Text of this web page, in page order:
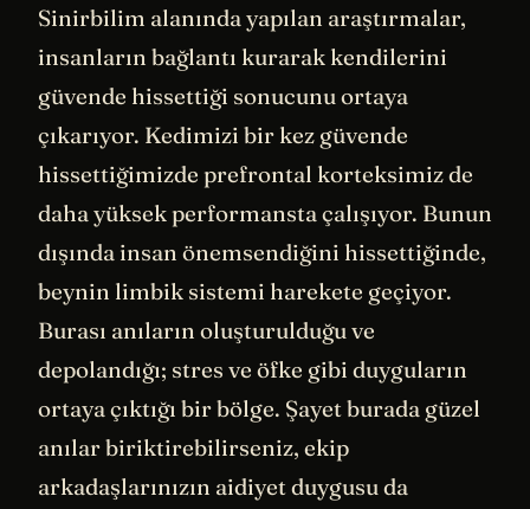
Sinirbilim alanında yapılan araştırmalar,
insanların bağlantı kurarak kendilerini
güvende hissettiği sonucunu ortaya
çıkarıyor. Kedimizi bir kez güvende
hissettiğimizde prefrontal korteksimiz de
daha yüksek performansta çalışıyor. Bunun
dışında insan önemsendiğini hissettiğinde,
beynin limbik sistemi harekete geçiyor.
Burası anıların oluşturulduğu ve
depolandığı; stres ve öfke gibi duyguların
ortaya çıktığı bir bölge. Şayet burada güzel
anılar biriktirebilirseniz, ekip
arkadaşlarınızın aidiyet duygusu da